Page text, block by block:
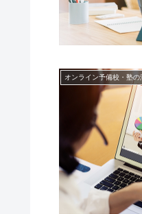
オンライン予備校・塾の